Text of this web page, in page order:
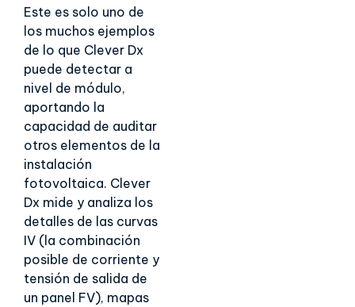
Este es solo uno de
los muchos ejemplos
de lo que Clever Dx
puede detectar a
nivel de módulo,
aportando la
capacidad de auditar
otros elementos de la
instalación
fotovoltaica. Clever
Dx mide y analiza los
detalles de las curvas
IV (la combinación
posible de corriente y
tensión de salida de
un panel FV), mapas